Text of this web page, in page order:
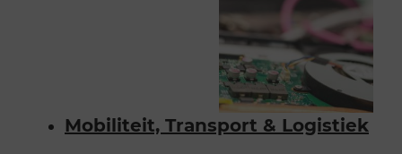
Mobiliteit, Transport & Logistiek